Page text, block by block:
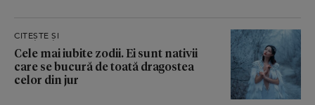
CITEȘTE ȘI
Cele mai iubite zodii. Ei sunt nativii
care se bucură de toată dragostea
celor din jur